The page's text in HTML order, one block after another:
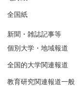
全国紙
新聞・雑誌記事等
個別大学・地域報道
全国的大学関連報道
教育研究関連報道一般